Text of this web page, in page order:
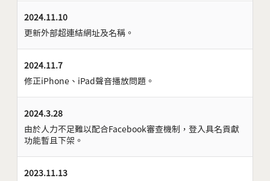
2024.11.10
更新外部超連結網址及名稱。
2024.11.7
修正iPhone、iPad聲音播放問題。
2024.3.28
由於人力不足難以配合Facebook審查機制，登入具名貢獻
功能暫且下架。
2023.11.13